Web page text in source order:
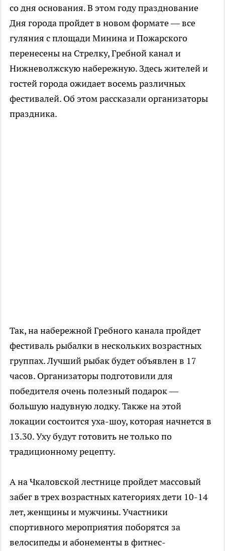
со дня основания. В этом году празднование
Дня города пройдет в новом формате — все
гуляния с площади Минина и Пожарского
перенесены на Стрелку, Гребной канал и
Нижневолжскую набережную. Здесь жителей и
гостей города ожидает восемь различных
фестивалей. Об этом рассказали организаторы
праздника.
Так, на набережной Гребного канала пройдет
фестиваль рыбалки в нескольких возрастных
группах. Лучший рыбак будет объявлен в 17
часов. Организаторы подготовили для
победителя очень полезный подарок —
большую надувную лодку. Также на этой
локации состоится уха-шоу, которая начнется в
13.30. Уху будут готовить не только по
традиционному рецепту.
А на Чкаловской лестнице пройдет массовый
забег в трех возрастных категориях дети 10-14
лет, женщины и мужчины. Участники
спортивного мероприятия поборятся за
велосипеды и абонементы в фитнес-